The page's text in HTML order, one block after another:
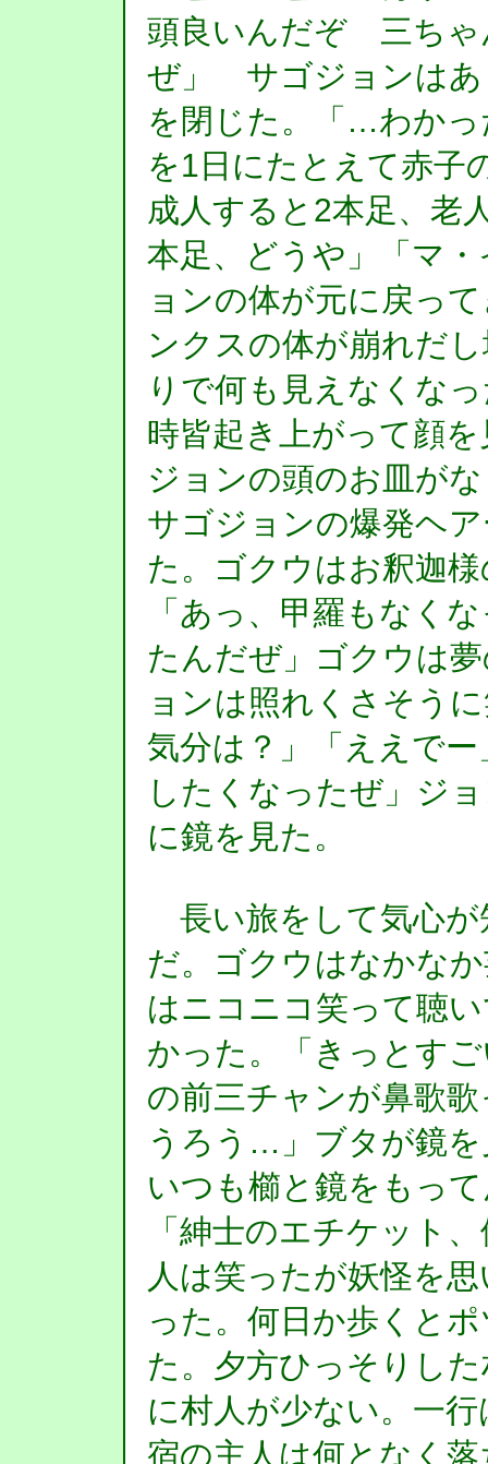
頭良いんだぞ 三ちゃ
ぜ」 サゴジョンはあ
を閉じた。「…わかっ
を1日にたとえて赤子
成人すると2本足、老
本足、どうや」「マ
ョンの体が元に戻っ
ンクスの体が崩れだ
りで何も見えなくな
時皆起き上がって顔
ジョンの頭のお皿が
サゴジョンの爆発ヘ
た。ゴクウはお釈迦
「あっ、甲羅もなく
たんだぜ」ゴクウは
ョンは照れくさそう
気分は？」「ええで
したくなったぜ」ジ
に鏡を見た。
長い旅をして気心が
だ。ゴクウはなかな
はニコニコ笑って聴
かった。「きっとす
の前三チャンが鼻歌
うろう…」ブタが鏡
いつも櫛と鏡をもっ
「紳士のエチケット
人は笑ったが妖怪を
った。何日か歩くと
た。夕方ひっそりし
に村人が少ない。一
宿の主人は何となく